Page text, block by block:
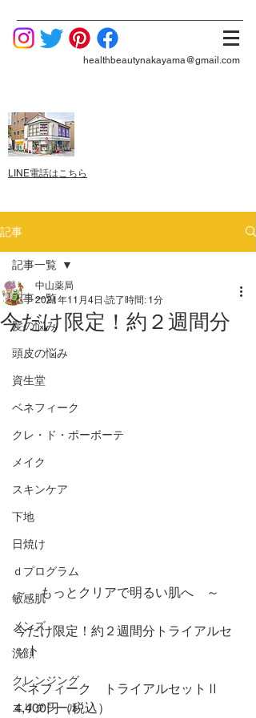
healthbeautynakayama@gmail.com
LINE電話はこちら
記事
記事一覧
髪の悩み
頭皮の悩み
資生堂
ベネフィーク
クレ・ド・ポーボーテ
メイク
スキンケア
下地
日焼け
ｄプログラム
敏感肌
メンズ
洗顔
クレンジング
エリクシール
記事一覧
今だけ限定！約２週間分
中山薬局
2021年11月4日 読了時間: 1分
～　もっとクリアで明るい肌へ　～
今だけ限定！約２週間分トライアルセ
ット
ベネフィーク　トライアルセットⅡ
4,400円（税込）